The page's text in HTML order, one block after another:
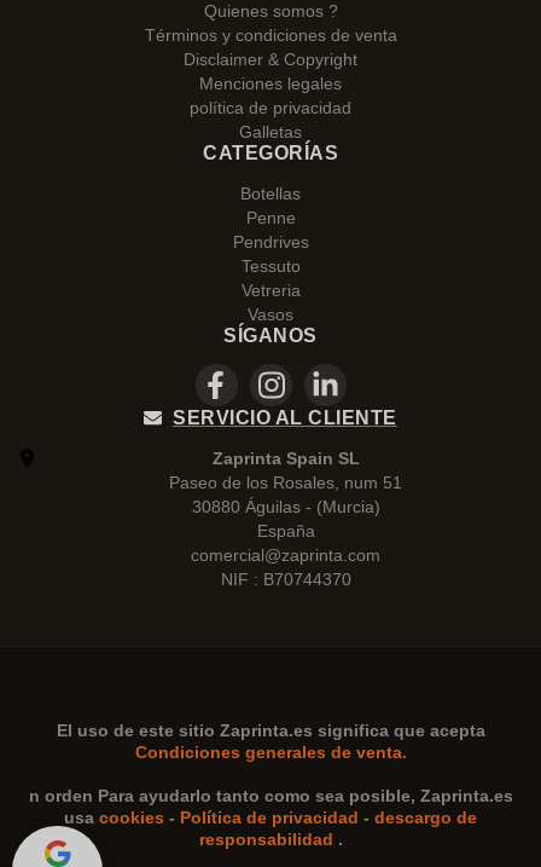
Quienes somos ?
Términos y condiciones de venta
Disclaimer & Copyright
Menciones legales
política de privacidad
Galletas
CATEGORÍAS
Botellas
Penne
Pendrives
Tessuto
Vetreria
Vasos
SÍGANOS
SERVICIO AL CLIENTE
Zaprinta Spain SL
Paseo de los Rosales, num 51
30880 Águilas - (Murcia)
España
comercial@zaprinta.com
NIF : B70744370
El uso de este sitio Zaprinta.es significa que acepta
Condiciones generales de venta.
n orden Para ayudarlo tanto como sea posible, Zaprinta.es
usa cookies - Política de privacidad - descargo de
responsabilidad .